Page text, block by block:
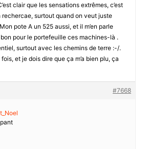
clair que les sensations extrêmes, c’est
rechercae, surtout quand on veut juste
pote A un 525 aussi, et il m’en parle
pour le portefeuille ces machines-là .
surtout avec les chemins de terre :-/.
et je dois dire que ça m’a bien plu, ça
#7668